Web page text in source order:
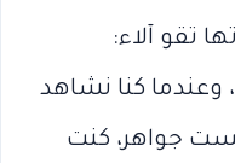
تقو آلاء:
وعندما كنا نشاهد
جواهر، كنت